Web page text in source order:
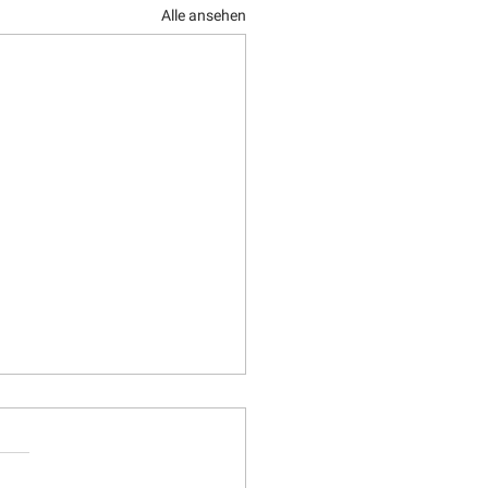
Alle ansehen
31. Dezember